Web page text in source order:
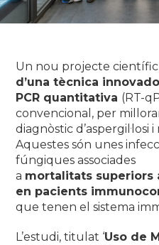
Un nou projecte
d’una tècnica
PCR quantitativa (RT-
convencional, per
diagnòstic d’aspergil·losi
Aquestes són unes
fúngiques associades
a mortalitats superiors
en pacients
que tenen el sistema
L’estudi, titulat ‘Uso de